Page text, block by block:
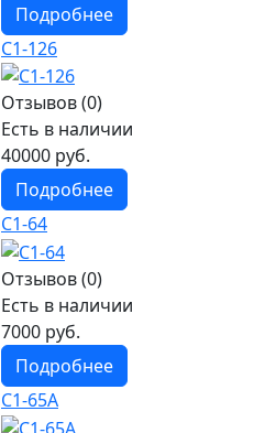
Подробнее
С1-126
Отзывов (0)
Есть в наличии
40000 руб.
Подробнее
С1-64
Отзывов (0)
Есть в наличии
7000 руб.
Подробнее
С1-65А